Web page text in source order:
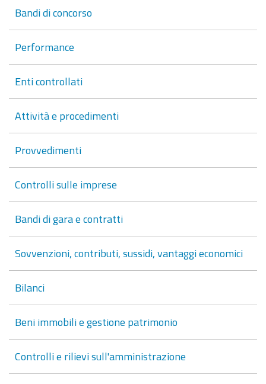
Bandi di concorso
Performance
Enti controllati
Attività e procedimenti
Provvedimenti
Controlli sulle imprese
Bandi di gara e contratti
Sovvenzioni, contributi, sussidi, vantaggi economici
Bilanci
Beni immobili e gestione patrimonio
Controlli e rilievi sull'amministrazione